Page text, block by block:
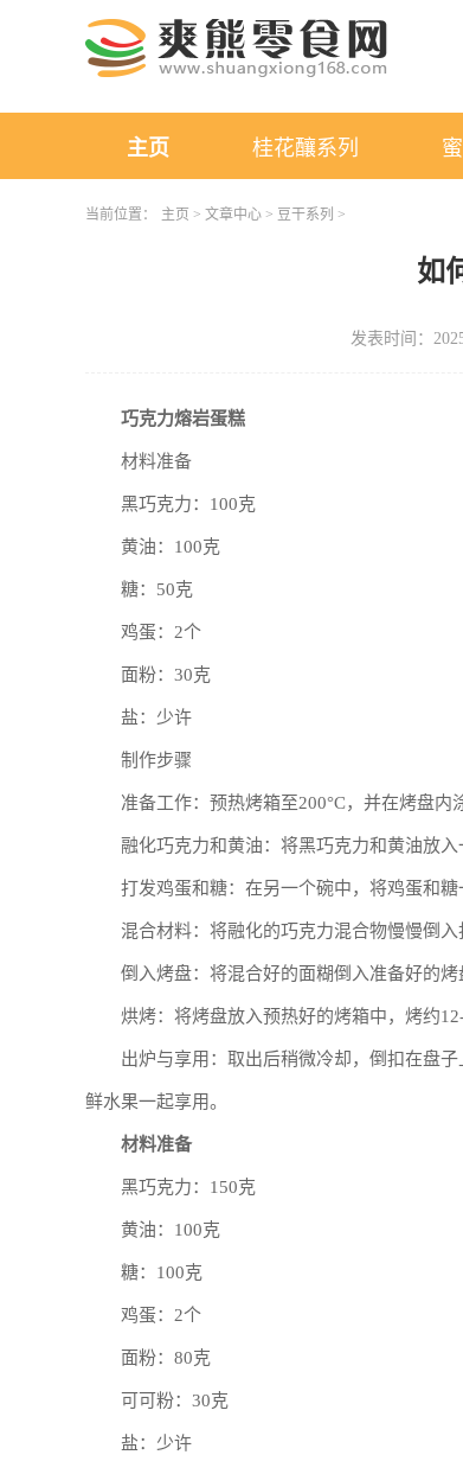
主页 桂花釀系列
当前位置： 主页 > 文章中心 > 豆干系列 >
如
发表时间：
巧克力熔岩蛋糕
材料准备
黑巧克力：100克
黄油：100克
糖：50克
鸡蛋：2个
面粉：30克
盐：少许
制作步骤
准备工作：预热烤箱至200°C，并在烤盘内
融化巧克力和黄油：将黑巧克力和黄油放
打发鸡蛋和糖：在另一个碗中，将鸡蛋和
混合材料：将融化的巧克力混合物慢慢倒
倒入烤盘：将混合好的面糊倒入准备好的烤
烘烤：将烤盘放入预热好的烤箱中，烤约
出炉与享用：取出后稍微冷却，倒扣在盘
鲜水果一起享用。
材料准备
黑巧克力：150克
黄油：100克
糖：100克
鸡蛋：2个
面粉：80克
可可粉：30克
盐：少许